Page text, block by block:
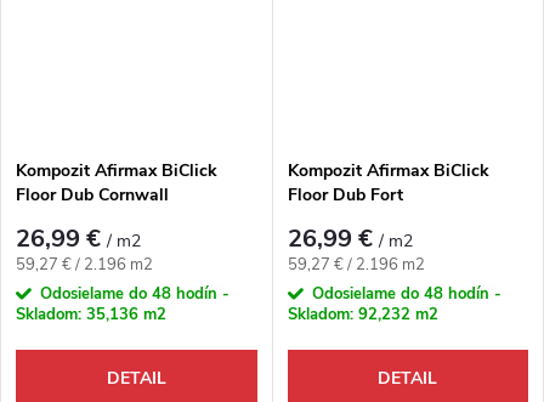
Kompozit Afirmax BiClick
Floor Dub Cornwall
26,99 €/ m2
Jednotková cena:
59,27 € / 2.196 m2
Odosielame do 48 hodín -
Skladom: 35,136 m2
DETAIL
Kompozit Afirmax BiClick
Floor Dub Fort
26,99 €/ m2
Jednotková cena:
59,27 € / 2.196 m2
Odosielame do 48 hodín -
Skladom: 92,232 m2
DETAIL